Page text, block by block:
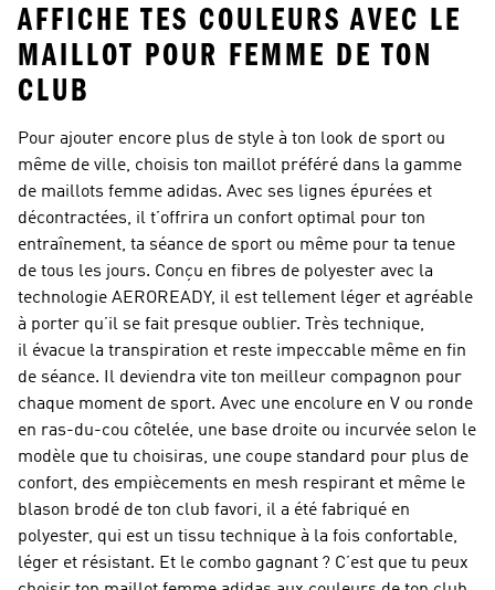
AFFICHE TES COULEURS AVEC LE
MAILLOT POUR FEMME DE TON
CLUB
Pour ajouter encore plus de style à ton look de sport ou
même de ville, choisis ton maillot préféré dans la gamme
de maillots femme adidas. Avec ses lignes épurées et
décontractées, il t’offrira un confort optimal pour ton
entraînement, ta séance de sport ou même pour ta tenue
de tous les jours. Conçu en fibres de polyester avec la
technologie AEROREADY, il est tellement léger et agréable
à porter qu’il se fait presque oublier. Très technique,
il évacue la transpiration et reste impeccable même en fin
de séance. Il deviendra vite ton meilleur compagnon pour
chaque moment de sport. Avec une encolure en V ou ronde
en ras-du-cou côtelée, une base droite ou incurvée selon le
modèle que tu choisiras, une coupe standard pour plus de
confort, des empiècements en mesh respirant et même le
blason brodé de ton club favori, il a été fabriqué en
polyester, qui est un tissu technique à la fois confortable,
léger et résistant. Et le combo gagnant ? C’est que tu peux